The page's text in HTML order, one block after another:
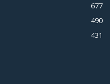
677
490
431